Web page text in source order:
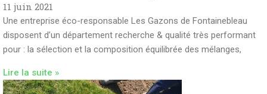
11 juin 2021
Une entreprise éco-responsable Les Gazons de Fontainebleau
disposent d’un département recherche & qualité très performant
pour : la sélection et la composition équilibrée des mélanges,
Lire la suite »